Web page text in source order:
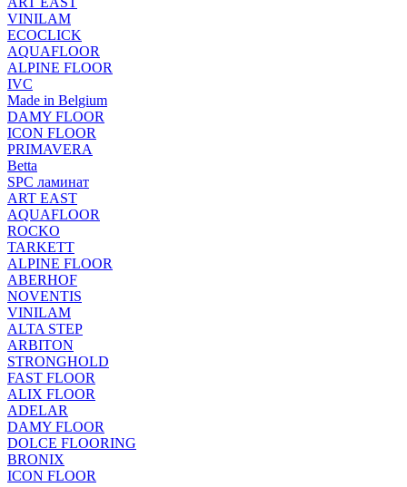
VINILAM
ECOCLICK
AQUAFLOOR
ALPINE FLOOR
IVC
Made in Belgium
DAMY FLOOR
ICON FLOOR
PRIMAVERA
Betta
SPC ламинат
ART EAST
AQUAFLOOR
ROCKO
TARKETT
ALPINE FLOOR
ABERHOF
NOVENTIS
VINILAM
ALTA STEP
ARBITON
STRONGHOLD
FAST FLOOR
ALIX FLOOR
ADELAR
DAMY FLOOR
DOLCE FLOORING
BRONIX
ICON FLOOR